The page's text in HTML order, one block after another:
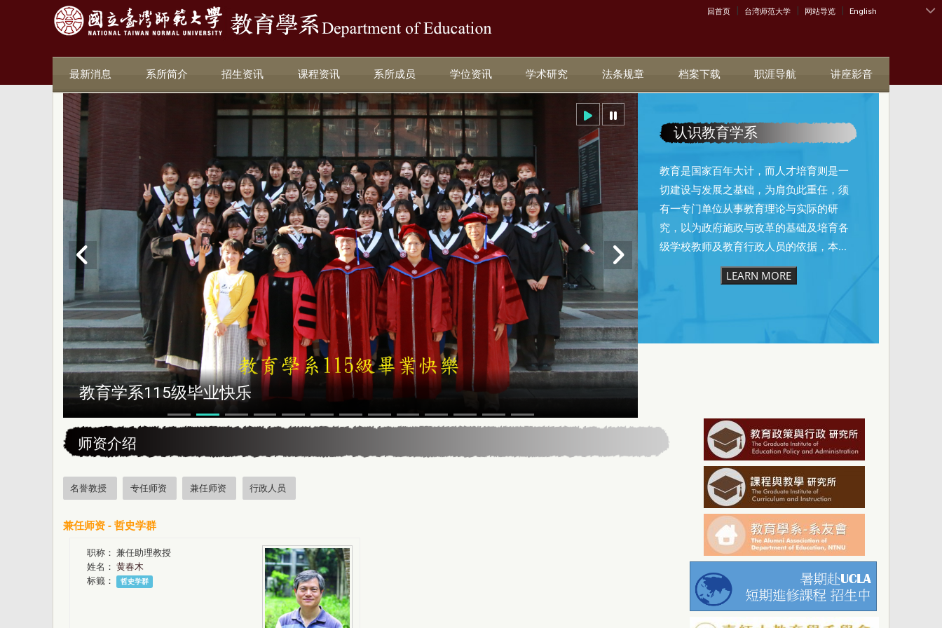
:::
回首页 | 台湾师范大学 | 网站导览 | English
最新消息 系所简介 招生资讯 课程资讯 系所成员 学位资讯 学术研究 法条规章 档案下载 职涯导航 讲座影音
教育学系115级毕业快乐
认识教育学系
教育是国家百年大计，而人才培育则是一
切建设与发展之基础，为肩负此重任，须
有一专门单位从事教育理论与实际的研
究，以为政府施政与改革的基础及培育各
级学校教师及教育行政人员的依据，本...
LEARN MORE
师资介绍
名誉教授 专任师资 兼任师资 行政人员
兼任师资 - 哲史学群
职称： 兼任助理教授
姓名： 黄春木
标籤：
哲史学群